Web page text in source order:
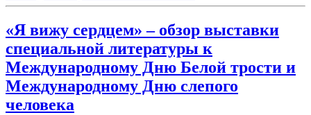
«Я вижу сердцем» – обзор выставки
специальной литературы к
Международному Дню Белой трости и
Международному Дню слепого
человека